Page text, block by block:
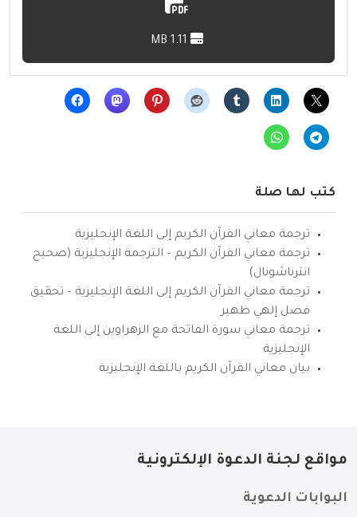
كتب لها صلة
ترجمة معاني القرآن الكريم إلى اللغة الإنجليزية
ترجمة معاني القرآن الكريم – الترجمة الإنجليزية (صحيح
انترناشونال)
ترجمة معاني القرآن الكريم إلى اللغة الإنجليزية – تحقيق
فضل إلهي ظهير
ترجمة معاني سورة الفاتحة مع الزهراوين إلى اللغة
الإنجليزية
بيان معاني القرآن الكريم باللغة الإنجليزية
مواقع لجنة الدعوة الإلكترونية
البوابات الدعوية